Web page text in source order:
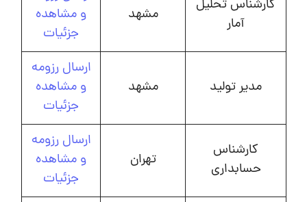
کارشناس تحلیل
آمار
مشهد
و مشاهده
جزئیات
مدیر تولید مشهد
ارسال رزومه
و مشاهده
جزئیات
کارشناس
حسابداری
تهران
ارسال رزومه
و مشاهده
جزئیات